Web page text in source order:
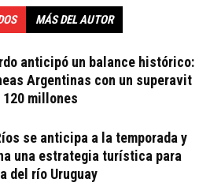
MÁS DEL AUTOR
anticipó un balance histórico:
Argentinas con un superavit
120 millones
se anticipa a la temporada y
una estrategia turística para
del río Uruguay